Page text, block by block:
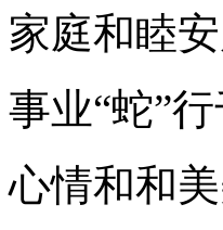
家庭和睦
事业“蛇”
心情和和